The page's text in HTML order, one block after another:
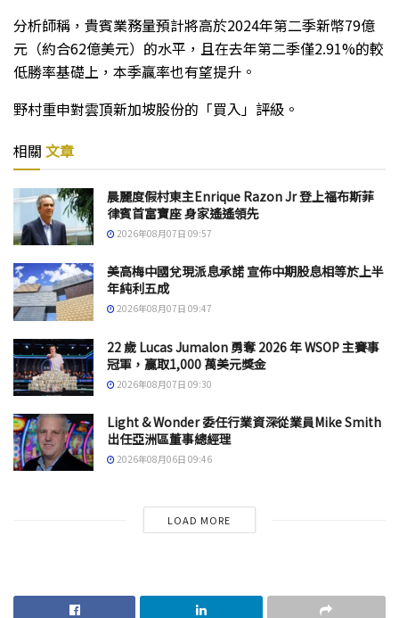
分析師稱，貴賓業務量預計將高於2024年第二季新幣79億
元（約合62億美元）的水平，且在去年第二季僅2.91%的較
低勝率基礎上，本季贏率也有望提升。
野村重申對雲頂新加坡股份的「買入」評級。
相關 文章
晨麗度假村東主Enrique Razon Jr 登上福布斯菲
律賓首富寶座 身家遙遙領先
2026年08月07日 09:57
美高梅中國兌現派息承諾 宣佈中期股息相等於上半
年純利五成
2026年08月07日 09:47
22 歲 Lucas Jumalon 勇奪 2026 年 WSOP 主賽事
冠軍，贏取1,000 萬美元獎金
2026年08月07日 09:30
Light & Wonder 委任行業資深從業員Mike Smith
出任亞洲區董事總經理
2026年08月06日 09:46
LOAD MORE